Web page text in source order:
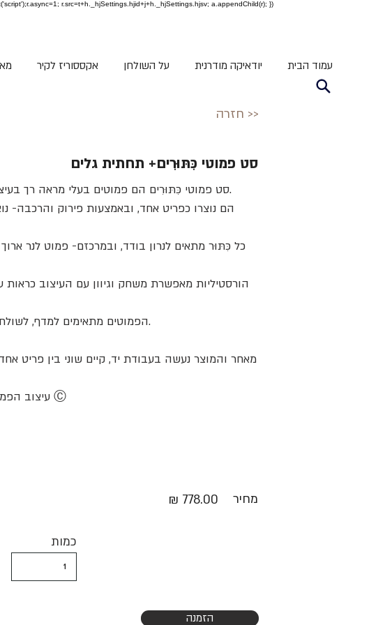
r.src=t+h._hjSettings.hjid+j+h._hjSettings.hjsv; a.appendChild(r); })
עמוד הבית יודאיקה מודרנית על השולחן אקססוריז לקיר
חזרה >>
סט פמוטי כִּתּוּרִים+ תחתית גלים
סט פמוטי כִּתּוּרִים הם פמוטים בעלי מראה רך בעיצוב מינימליסטי ונעים.
הם נוצרו כפריט אחד, ובאמצעות פירוק והרכבה-
כל כִּתּוּר מתאים לנרון בודד, ובמרכזם- פמוט לנר
הורסטיליות מאפשרת משחק וגיוון עם העיצוב כראות
הפמוטים מתאימים למדף, לשולחן צד ולשולחן מרכזי.
*עיצוב הפמוטים מוגן משפטית Ⓒ
778.00 ₪ מחיר
כמות
הזמנה